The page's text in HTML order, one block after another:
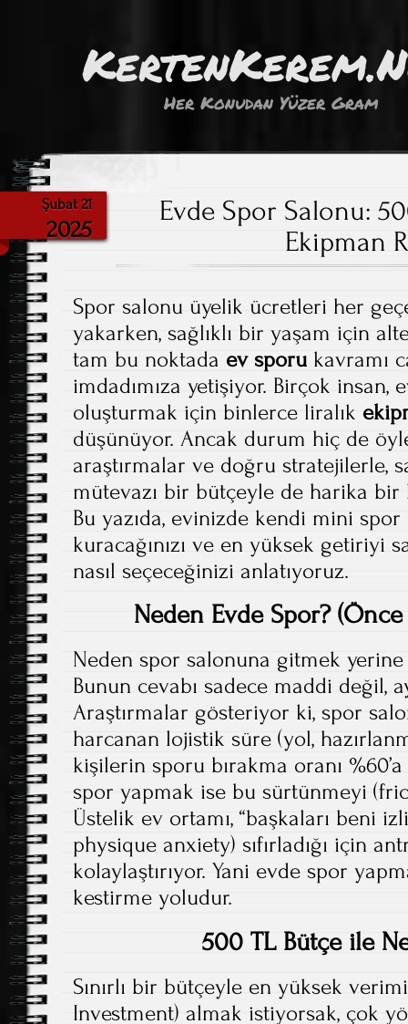
Her Konudan Yüzer Gram
Şubat 21
2025
Evde Spor Salonu:
Ekipman
Spor salonu üyelik ücretleri her
yakarken, sağlıklı bir yaşam için
tam bu noktada ev sporu kavramı
imdadımıza yetişiyor. Birçok
oluşturmak için binlerce liralık
düşünüyor. Ancak durum hiç de
araştırmalar ve doğru stratejilerle,
mütevazı bir bütçeyle de harika bir
Bu yazıda, evinizde kendi mini spor
kuracağınızı ve en yüksek getiriyi
nasıl seçeceğinizi anlatıyoruz.
Neden Evde Spor? (Önce
Neden spor salonuna gitmek yerine
Bunun cevabı sadece maddi değil,
Araştırmalar gösteriyor ki, spor
harcanan lojistik süre (yol,
kişilerin sporu bırakma oranı
spor yapmak ise bu sürtünmeyi
Üstelik ev ortamı, “başkaları beni
physique anxiety) sıfırladığı için
kolaylaştırıyor. Yani evde spor
kestirme yoludur.
500 TL Bütçe ile
Sınırlı bir bütçeyle en yüksek
Investment) almak istiyorsak, çok